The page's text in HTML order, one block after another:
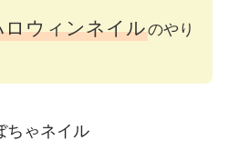
ウィンネイルのやり